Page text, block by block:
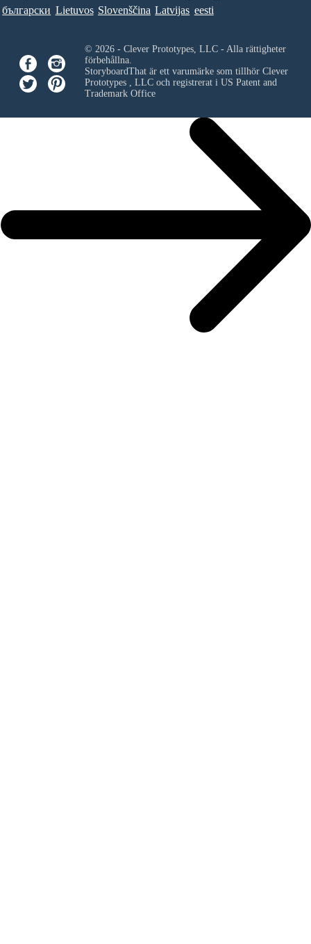
български Lietuvos Slovenščina Latvijas eesti
© 2026 - Clever Prototypes, LLC - Alla rättigheter
förbehållna.
StoryboardThat är ett varumärke som tillhör Clever
Prototypes , LLCoch registrerat i US Patent and
Trademark Office